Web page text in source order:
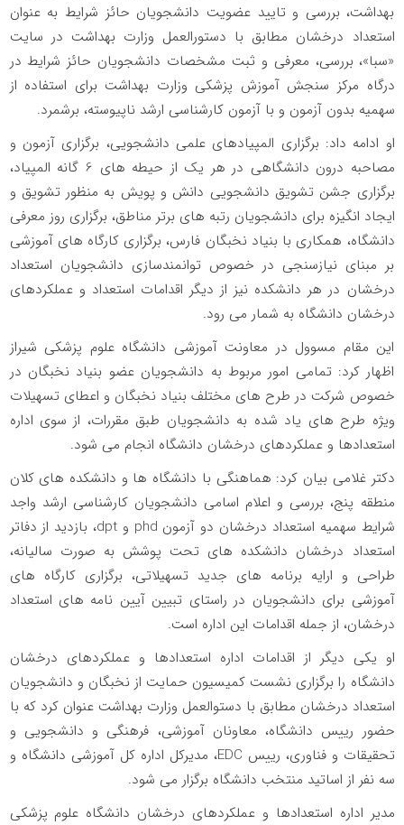
بهداشت، بررسی و تایید عضویت دانشجویان حائز شرایط به عنوان
استعداد درخشان مطابق با دستورالعمل وزارت بهداشت در سایت
«سبا»، بررسی، معرفی و ثبت مشخصات دانشجویان حائز شرایط در
درگاه مرکز سنجش آموزش پزشکی وزارت بهداشت برای استفاده از
سهمیه بدون آزمون و با آزمون کارشناسی ارشد ناپیوسته، برشمرد.
او ادامه داد: برگزاری المپیادهای علمی دانشجویی، برگزاری آزمون و
مصاحبه درون دانشگاهی در هر یک از حیطه های 6 گانه المپیاد،
برگزاری جشن تشویق دانشجویی دانش و پویش به منظور تشویق و
ایجاد انگیزه برای دانشجویان رتبه های برتر مناطق، برگزاری روز معرفی
دانشگاه، همکاری با بنیاد نخبگان فارس، برگزاری کارگاه های آموزشی
بر مبنای نیازسنجی در خصوص توانمندسازی دانشجویان استعداد
درخشان در هر دانشکده نیز از دیگر اقدامات استعداد و عملکردهای
درخشان دانشگاه به شمار می رود.
این مقام مسوول در معاونت آموزشی دانشگاه علوم پزشکی شیراز
اظهار کرد: تمامی امور مربوط به دانشجویان عضو بنیاد نخبگان در
خصوص شرکت در طرح های مختلف بنیاد نخبگان و اعطای تسهیلات
ویژه طرح های یاد شده به دانشجویان طبق مقررات، از سوی اداره
استعدادها و عملکردهای درخشان دانشگاه انجام می شود.
دکتر غلامی بیان کرد: هماهنگی با دانشگاه ها و دانشکده های کلان
منطقه پنج، بررسی و اعلام اسامی دانشجویان کارشناسی ارشد واجد
شرایط سهمیه استعداد درخشان دو آزمون phd و dpt، بازدید از دفاتر
استعداد درخشان دانشکده های تحت پوشش به صورت سالیانه،
طراحی و ارایه برنامه های جدید تسهیلاتی، برگزاری کارگاه های
آموزشی برای دانشجویان در راستای تبیین آیین نامه های استعداد
درخشان، از جمله اقدامات این اداره است.
او یکی دیگر از اقدامات اداره استعدادها و عملکردهای درخشان
دانشگاه را برگزاری نشست کمیسیون حمایت از نخبگان و دانشجویان
استعداد درخشان مطابق با دستوالعمل وزارت بهداشت عنوان کرد که با
حضور رییس دانشگاه، معاونان آموزشی، فرهنگی و دانشجویی و
تحقیقات و فناوری، رییس EDC، مدیرکل اداره کل آموزشی دانشگاه و
سه نفر از اساتید منتخب دانشگاه برگزار می شود.
مدیر اداره استعدادها و عملکردهای درخشان دانشگاه علوم پزشکی